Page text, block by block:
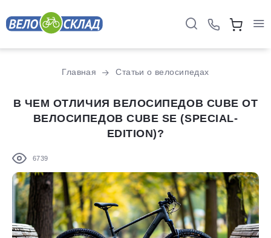
Главная Статьи о велосипедах
В ЧЕМ ОТЛИЧИЯ ВЕЛОСИПЕДОВ CUBE ОТ
ВЕЛОСИПЕДОВ CUBE SE (SPECIAL-
EDITION)?
6739